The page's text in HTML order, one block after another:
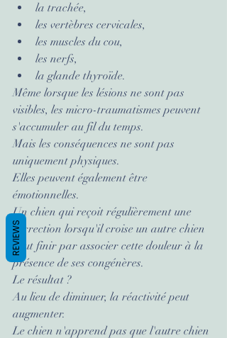
la trachée,
les vertèbres cervicales,
les muscles du cou,
les nerfs,
la glande thyroïde.
Même lorsque les lésions ne sont pas
visibles, les micro-traumatismes peuvent
s'accumuler au fil du temps.
Mais les conséquences ne sont pas
uniquement physiques.
Elles peuvent également être
émotionnelles.
Un chien qui reçoit régulièrement une
correction lorsqu'il croise un autre chien
peut finir par associer cette douleur à la
présence de ses congénères.
Le résultat ?
Au lieu de diminuer, la réactivité peut
augmenter.
Le chien n'apprend pas que l'autre chien
REVIEWS